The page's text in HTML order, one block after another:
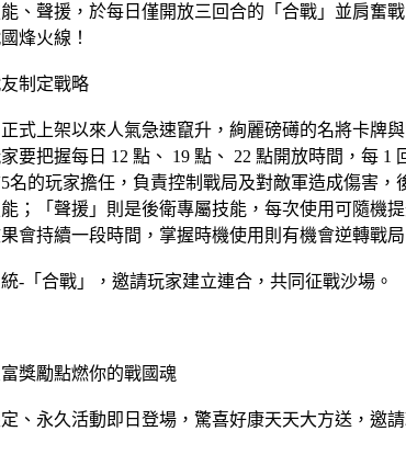
、聲援，於每日僅開放三回合的「合戰」並肩
烽火線！
制定戰略
式上架以來人氣急速竄升，絢麗磅礡的名將卡牌
要把握每日 12 點、 19 點、 22 點開放時間，每
名的玩家擔任，負責控制戰局及對敵軍造成傷害
；「聲援」則是後衛專屬技能，每次使用可隨機
會持續一段時間，掌握時機使用則有機會逆轉戰
-「合戰」，邀請玩家建立連合，共同征戰沙場。
獎勵點燃你的戰國魂
、永久活動即日登場，驚喜好康天天大方送，邀